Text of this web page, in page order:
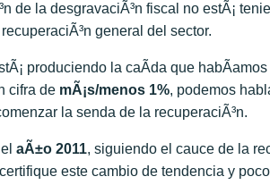
de la desgravaciÃ³n fiscal no estÃ¡
general del sector.
produciendo la caÃ­da que
cifra de mÃ¡s/menos 1%, podemos
la senda de la recuperaciÃ³n.
aÃ±o 2011, siguiendo el cauce de la
este cambio de tendencia y